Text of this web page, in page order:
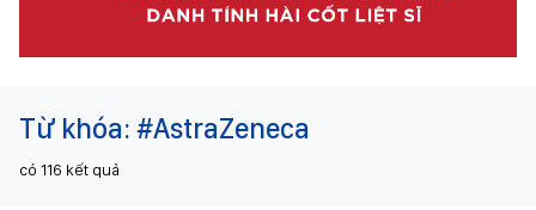
Từ khóa: #AstraZeneca
có 116 kết quả